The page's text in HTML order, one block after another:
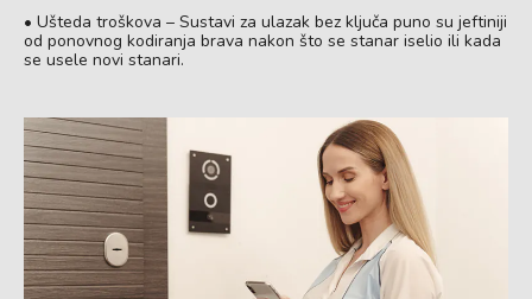
• Ušteda troškova – Sustavi za ulazak bez ključa puno su jeftiniji
od ponovnog kodiranja brava nakon što se stanar iselio ili kada
se usele novi stanari.